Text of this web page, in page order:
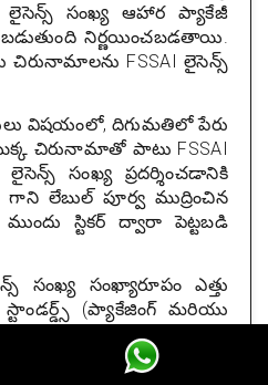
సంఖ్య ఆహార ప్యాకేజీ
నిర్ణయించబడతాయి.
చిరునామాలను FSSAI లైసెన్స్
విషయంలో, దిగుమతిలో పేరు
చిరునామాతో పాటు FSSAI
సంఖ్య ప్రదర్శించడానికి
లేబుల్ పూర్వ ముద్రించిన
స్టికర్ ద్వారా పెట్టబడి
సంఖ్య సంఖ్యారూపం ఎత్తు
(ప్యాకేజింగ్ మరియు
2011 2.3.3 వలె సూచించిన